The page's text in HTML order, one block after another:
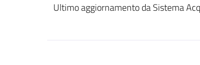
Ultimo aggiornamento da Sistema